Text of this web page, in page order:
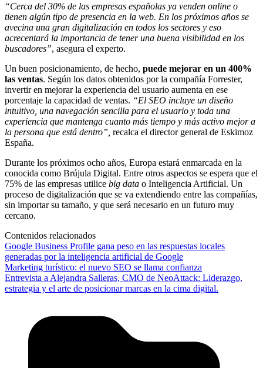
“Cerca del 30% de las empresas españolas ya venden online o
tienen algún tipo de presencia en la web. En los próximos años se
avecina una gran digitalización en todos los sectores y eso
acrecentará la importancia de tener una buena visibilidad en los
buscadores”, asegura el experto.
Un buen posicionamiento, de hecho, puede mejorar en un 400%
las ventas. Según los datos obtenidos por la compañía Forrester,
invertir en mejorar la experiencia del usuario aumenta en ese
porcentaje la capacidad de ventas. “El SEO incluye un diseño
intuitivo, una navegación sencilla para el usuario y toda una
experiencia que mantenga cuanto más tiempo y más activo mejor a
la persona que está dentro”, recalca el director general de Eskimoz
España.
Durante los próximos ocho años, Europa estará enmarcada en la
conocida como Brújula Digital. Entre otros aspectos se espera que el
75% de las empresas utilice big data o Inteligencia Artificial. Un
proceso de digitalización que se va extendiendo entre las compañías,
sin importar su tamaño, y que será necesario en un futuro muy
cercano.
Contenidos relacionados
Google Business Profile gana peso en las respuestas locales
generadas por la inteligencia artificial de Google
Marketing turístico: el nuevo SEO se llama confianza
Entrevista a Alejandra Salleras, CMO de NeoAttack: Liderazgo,
estrategia y el arte de posicionar marcas en la cima digital.